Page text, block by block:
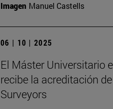
Imagen Manuel Castells
06 | 10 | 2025
El Máster Universitario
recibe la acreditación
Surveyors